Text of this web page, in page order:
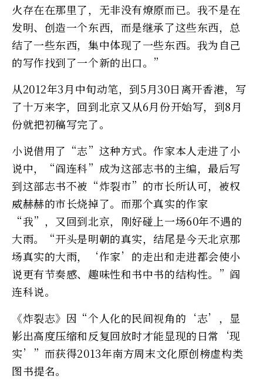
火存在在那里了，无非没有燎原而已。我不是在
发明、创造一个东西，而是继承了这些东西，总
结了一些东西，集中体现了一些东西。我为自己
的写作找到了一个新的出口。”
从2012年3月中旬动笔，到5月30日离开香港，写
了十万来字，回到北京又从6月份开始写，到8月
份就把初稿写完了。
小说借用了“志”这种方式。作家本人走进了小
说中，“阎连科”成为这部志书的主编，最后写
到这部志书不被“炸裂市”的市长所认可，被权
威赫赫的市长烧掉了。而那个真实的作家
“我”，又回到北京，刚好碰上一场60年不遇的
大雨。“开头是明朝的真实，结尾是今天北京那
场真实的大雨，‘作家’的走出和走进都会使小
说更有节奏感、趣味性和书中书的结构性。”阎
连科说。
《炸裂志》因“个人化的民间视角的‘志’，显
影出高度压缩和反复回放时才能显现的日常‘现
实’”而获得2013年南方周末文化原创榜虚构类
图书提名。